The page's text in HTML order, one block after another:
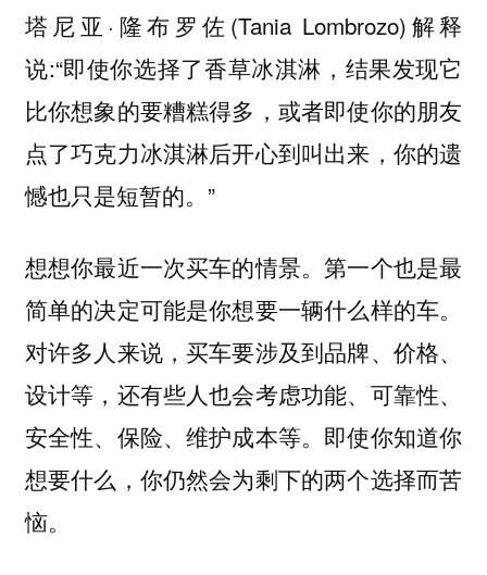
塔尼亚·隆布罗佐(Tania Lombrozo)解释
说:“即使你选择了香草冰淇淋，结果发现它
比你想象的要糟糕得多，或者即使你的朋友
点了巧克力冰淇淋后开心到叫出来，你的遗
憾也只是短暂的。”
想想你最近一次买车的情景。第一个也是最
简单的决定可能是你想要一辆什么样的车。
对许多人来说，买车要涉及到品牌、价格、
设计等，还有些人也会考虑功能、可靠性、
安全性、保险、维护成本等。即使你知道你
想要什么，你仍然会为剩下的两个选择而苦
恼。